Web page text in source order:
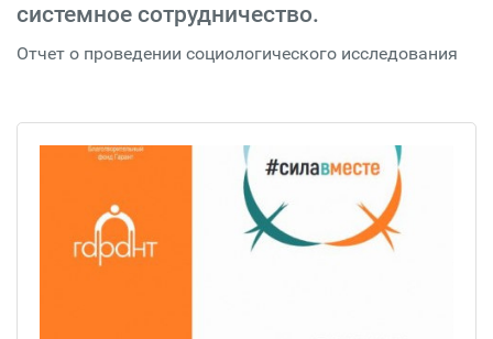
системное сотрудничество.
Отчет о проведении социологического исследования